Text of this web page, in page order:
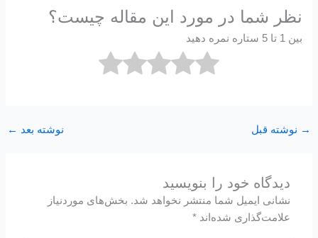
نظر شما در مورد این مقاله چیست؟
بین 1 تا 5 ستاره نمره دهید
→ نوشته قبل نوشته بعد ←
دیدگاه‌ خود را بنویسید
نشانی ایمیل شما منتشر نخواهد شد. بخش‌های موردنیاز
علامت‌گذاری شده‌اند*